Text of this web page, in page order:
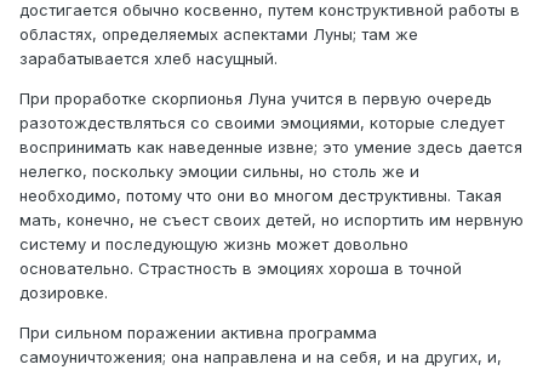
достигается обычно косвенно, путем конструктивной работы в
областях, определяемых аспектами Луны; там же
зарабатывается хлеб насущный.
При проработке скорпионья Луна учится в первую очередь
разотождествляться со своими эмоциями, которые следует
воспринимать как наведенные извне; это умение здесь дается
нелегко, поскольку эмоции сильны, но столь же и
необходимо, потому что они во многом деструктивны. Такая
мать, конечно, не съест своих детей, но испортить им нервную
систему и последующую жизнь может довольно
основательно. Страстность в эмоциях хороша в точной
дозировке.
При сильном поражении активна программа
самоуничтожения; она направлена и на себя, и на других, и,